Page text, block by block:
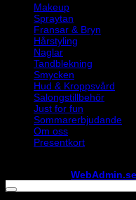
Makeup
Spraytan
Fransar & Bryn
Hårstyling
Naglar
Tandblekning
Smycken
Hud & Kroppsvård
Salongstillbehör
Just for fun
Sommarerbjudande
Om oss
Presentkort
WebAdmin.se